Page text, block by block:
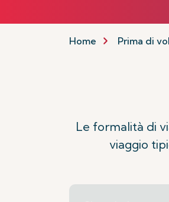
Home Prima di
Le formalità di
viaggio